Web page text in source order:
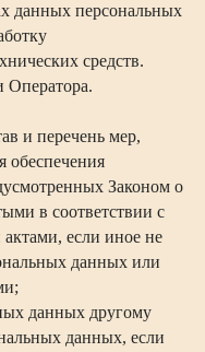
данных персональных
средств.
Оператора.
и перечень мер,
обеспечения
Законом о
в соответствии с
если иное не
данных или
данных другому
данных, если